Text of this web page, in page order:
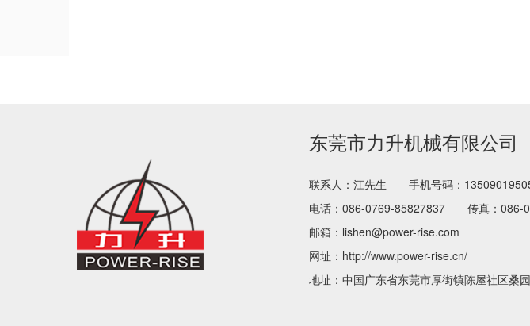
东莞市力升机械有限公司
联系人：江先生
手机号码：
电话：086-0769-85827837
传真：086-
邮箱：lishen@power-rise.com
网址：http://www.power-rise.cn/
地址：中国广东省东莞市厚街镇陈屋社区桑